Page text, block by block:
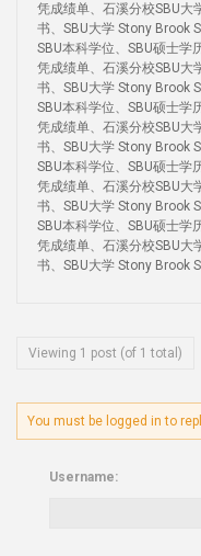
凭成绩单、石溪分校SBU大
书、SBU大学 Stony Brook
SBU本科学位、SBU硕士
凭成绩单、石溪分校SBU大
书、SBU大学 Stony Brook
SBU本科学位、SBU硕士
凭成绩单、石溪分校SBU大
书、SBU大学 Stony Brook
SBU本科学位、SBU硕士
凭成绩单、石溪分校SBU大
书、SBU大学 Stony Brook
SBU本科学位、SBU硕士
凭成绩单、石溪分校SBU大
书、SBU大学 Stony Brook
Viewing 1 post (of 1 total)
You must be logged in to
Username: